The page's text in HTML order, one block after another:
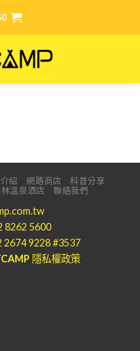
0
紹 網路商店
科普分享
溫泉酒店 聯絡我們
8262 5600
2674 9228 #3537
隱私權政策